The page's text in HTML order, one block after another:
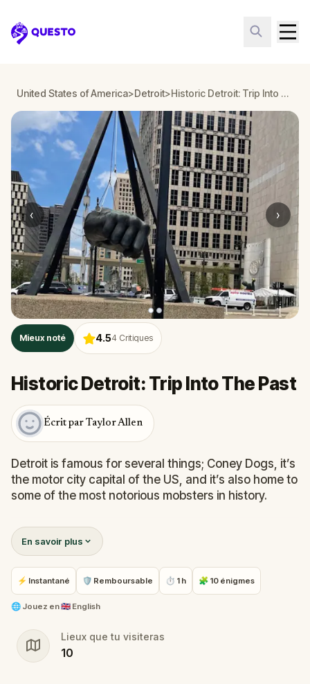
Questo
United States of America>Detroit> Historic Detroit: Trip Into The Past
‹ ›
Mieux noté 4.54 Critiques
Historic Detroit: Trip Into The Past
Écrit par Taylor Allen
Detroit is famous for several things; Coney Dogs, it’s
the motor city capital of the US, and it’s also home to
some of the most notorious mobsters in history.
From its art deco skyscrapers to its very own
stadium and an impressive bronze mascot, a trip to
Detroit has more stories to tell than most cities in the
states.
Will you walk the streets of Detroit and learn its
En savoir plus
⚡ Instantané 🛡 Remboursable ⏱ 1 h 🧩 10 énigmes
🌐 Jouez en🇬🇧 English
Lieux que tu visiteras
10